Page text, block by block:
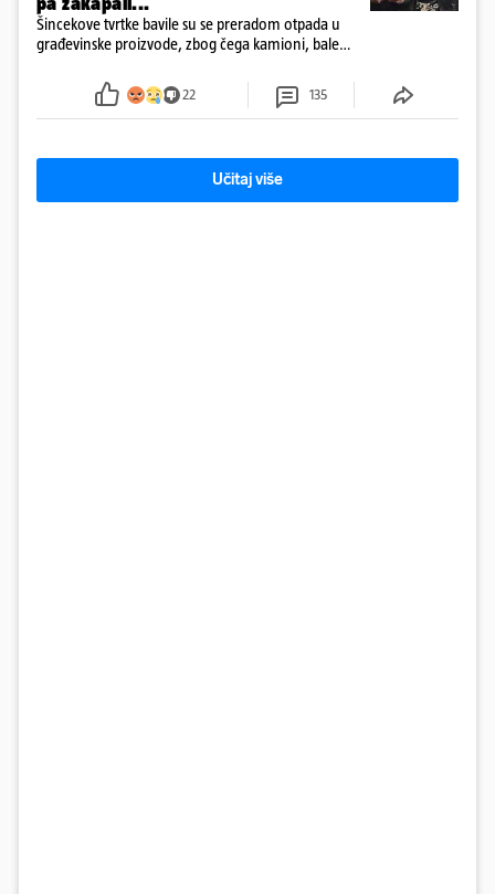
Šincekove tvrtke bavile su se preradom otpada u
građevinske proizvode, zbog čega kamioni, bale
22 135
Učitaj više